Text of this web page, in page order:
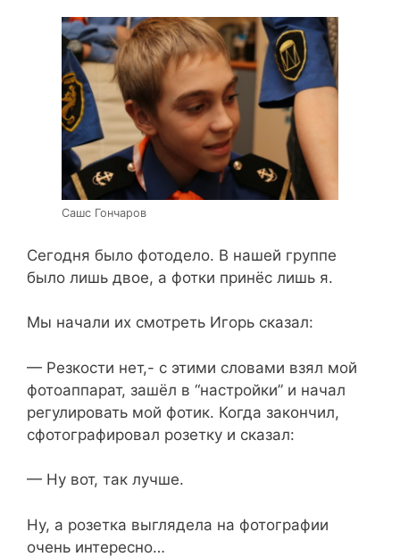
Сашс Гончаров
Сегодня было фотодело. В нашей группе
было лишь двое, а фотки принёс лишь я.
Мы начали их смотреть Игорь сказал:
— Резкости нет,- с этими словами взял мой
фотоаппарат, зашёл в “настройки” и начал
регулировать мой фотик. Когда закончил,
сфотографировал розетку и сказал:
— Ну вот, так лучше.
Ну, а розетка выглядела на фотографии
очень интересно…